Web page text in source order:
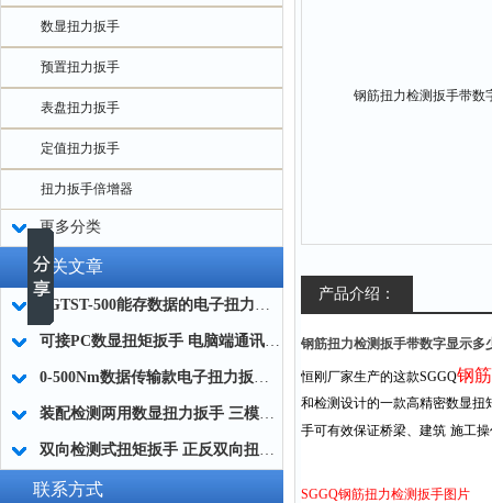
数显扭力扳手
预置扭力扳手
表盘扭力扳手
定值扭力扳手
扭力扳手倍增器
更多分类
相关文章
SGTST-500能存数据的电子扭力扳手 带工作记录的智能扭力扳手厂家
可接PC数显扭矩扳手 电脑端通讯力矩扳手 数据上传电脑电子扭力扳手厂家
0-500Nm数据传输款电子扭力扳手,信号输出追溯扭矩值的扭矩扳手
装配检测两用数显扭力扳手 三模式切换扭矩扳手 工业紧固测量力矩扳手品牌
双向检测式扭矩扳手 正反双向扭力测试检测扳手 正旋反旋力矩扳手厂家
联系方式
产品介绍：
钢筋扭力检测扳手带数字显示多
恒刚厂家生产的这款SGGQ钢
和检测设计的一款高精密数显扭
手可有效保证桥梁、建筑 施工
SGGQ钢筋扭力检测扳手图片